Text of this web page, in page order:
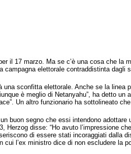
il 17 marzo. Ma se c’è una cosa che la
elettorale contraddistinta dagli
sconfitta elettorale. Anche se la linea
è meglio di Netanyahu”, ha detto un
Un altro funzionario ha sottolineato
buon segno che essi intendono
disse: “Ho avuto l’impressione
di essere stati incoraggiati dalla
l’ex ministro dice di non escludere la